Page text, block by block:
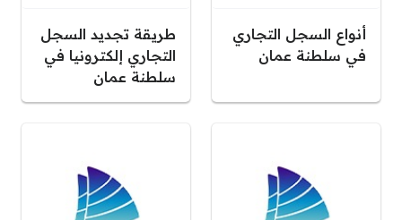
أنواع السجل التجاري
في سلطنة عمان
طريقة تجديد السجل
التجاري إلكترونيا في
سلطنة عمان